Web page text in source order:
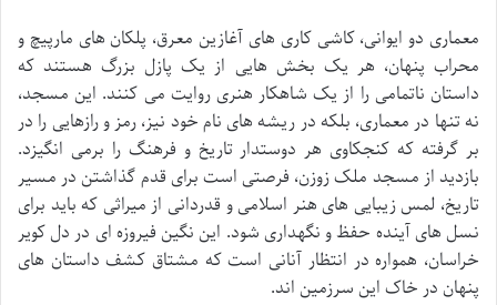
معماری دو ایوانی، کاشی کاری های آغازین معرق، پلکان های مارپیچ و
محراب پنهان، هر یک بخش هایی از یک پازل بزرگ هستند که
داستان ناتمامی را از یک شاهکار هنری روایت می کنند. این مسجد،
نه تنها در معماری، بلکه در ریشه های نام خود نیز، رمز و رازهایی را در
بر گرفته که کنجکاوی هر دوستدار تاریخ و فرهنگ را برمی انگیزد.
بازدید از مسجد ملک زوزن، فرصتی است برای قدم گذاشتن در مسیر
تاریخ، لمس زیبایی های هنر اسلامی و قدردانی از میراثی که باید برای
نسل های آینده حفظ و نگهداری شود. این نگین فیروزه ای در دل کویر
خراسان، همواره در انتظار آنانی است که مشتاق کشف داستان های
پنهان در خاک این سرزمین اند.